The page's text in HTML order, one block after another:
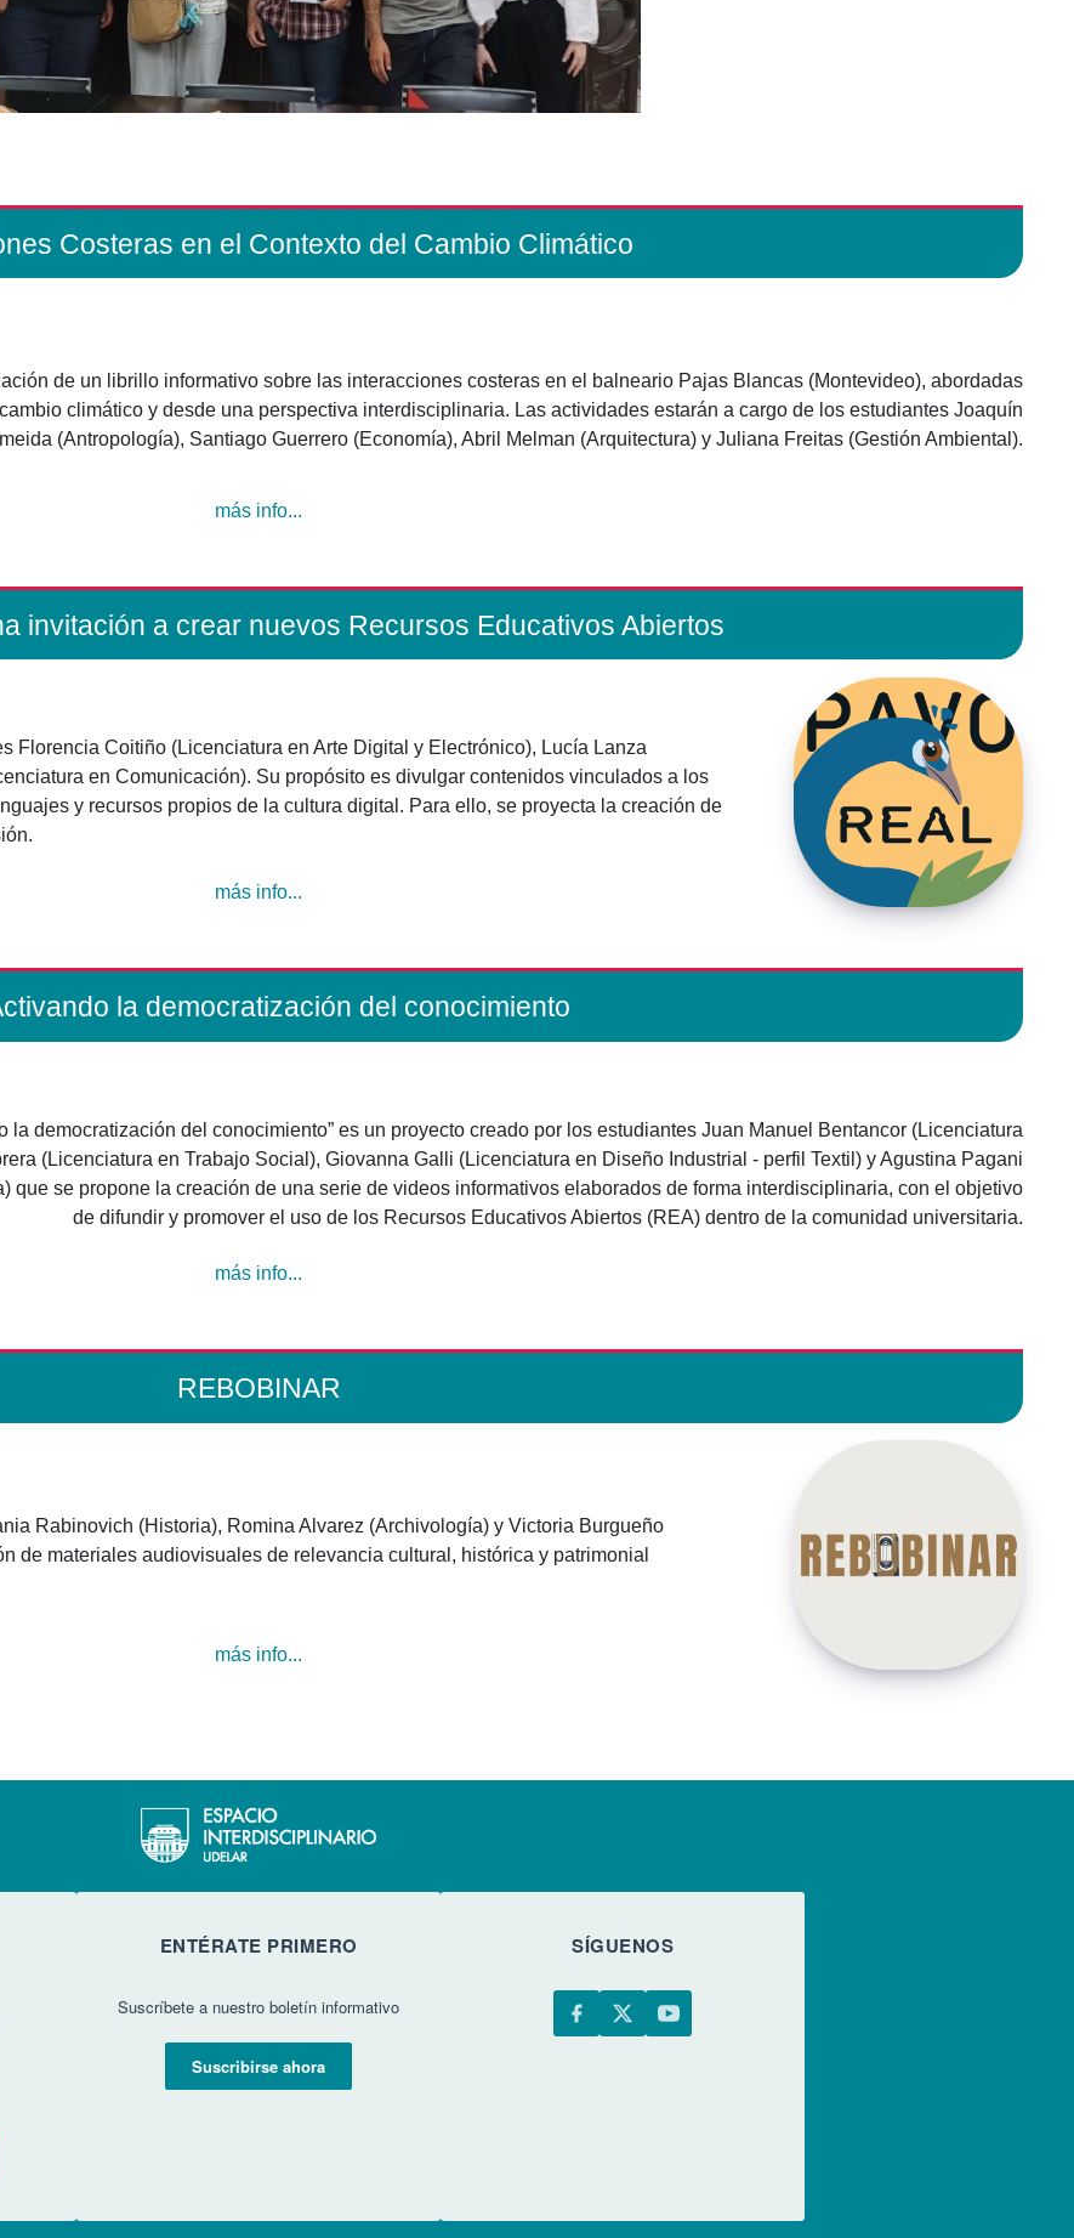
Costeras en el Contexto del Cambio Climático
de un librillo informativo sobre las interacciones costeras en el balneario Pajas Blancas (Montevideo), abordadas
climático y desde una perspectiva interdisciplinaria. Las actividades estarán a cargo de los estudiantes Joaquín
(Antropología), Santiago Guerrero (Economía), Abril Melman (Arquitectura) y Juliana Freitas (Gestión Ambiental).
más info...
invitación a crear nuevos Recursos Educativos Abiertos
Florencia Coitiño (Licenciatura en Arte Digital y Electrónico), Lucía Lanza
en Comunicación). Su propósito es divulgar contenidos vinculados a los
y recursos propios de la cultura digital. Para ello, se proyecta la creación de
más info...
la democratización del conocimiento
la democratización del conocimiento” es un proyecto creado por los estudiantes Juan Manuel Bentancor (Licenciatura
(Licenciatura en Trabajo Social), Giovanna Galli (Licenciatura en Diseño Industrial - perfil Textil) y Agustina Pagani
que se propone la creación de una serie de videos informativos elaborados de forma interdisciplinaria, con el objetivo
de difundir y promover el uso de los Recursos Educativos Abiertos (REA) dentro de la comunidad universitaria.
más info...
REBOBINAR
Rabinovich (Historia), Romina Alvarez (Archivología) y Victoria Burgueño
de materiales audiovisuales de relevancia cultural, histórica y patrimonial
más info...
ENTÉRATE PRIMERO
Suscríbete a nuestro boletín informativo
Suscribirse ahora
SÍGUENOS